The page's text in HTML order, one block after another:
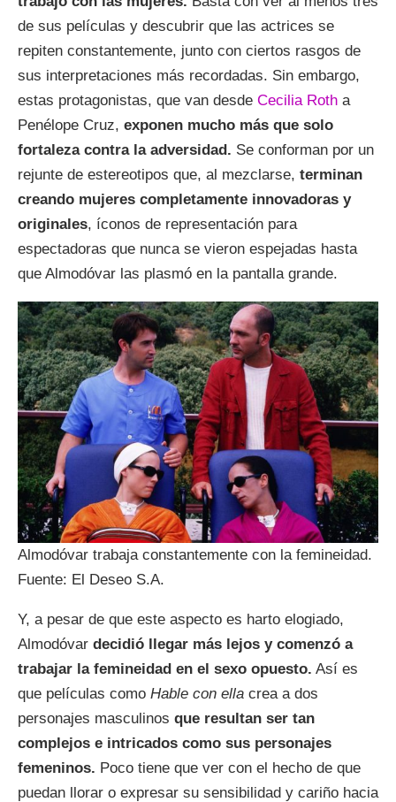
de sus películas y descubrir que las actrices se
repiten constantemente, junto con ciertos rasgos de
sus interpretaciones más recordadas. Sin embargo,
estas protagonistas, que van desde Cecilia Roth a
Penélope Cruz, exponen mucho más que solo
fortaleza contra la adversidad. Se conforman por un
rejunte de estereotipos que, al mezclarse, terminan
creando mujeres completamente innovadoras y
originales, íconos de representación para
espectadoras que nunca se vieron espejadas hasta
que Almodóvar las plasmó en la pantalla grande.
Almodóvar trabaja constantemente con la femineidad.
Fuente: El Deseo S.A.
Y, a pesar de que este aspecto es harto elogiado,
Almodóvar decidió llegar más lejos y comenzó a
trabajar la femineidad en el sexo opuesto. Así es
que películas como Hable con ella crea a dos
personajes masculinos que resultan ser tan
complejos e intricados como sus personajes
femeninos. Poco tiene que ver con el hecho de que
puedan llorar o expresar su sensibilidad y cariño hacia